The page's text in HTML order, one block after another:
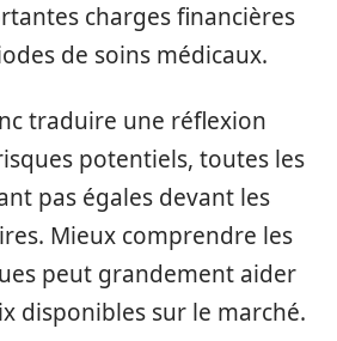
charges financières
de soins médicaux.
traduire une réflexion
potentiels, toutes les
pas égales devant les
Mieux comprendre les
peut grandement aider
disponibles sur le marché.